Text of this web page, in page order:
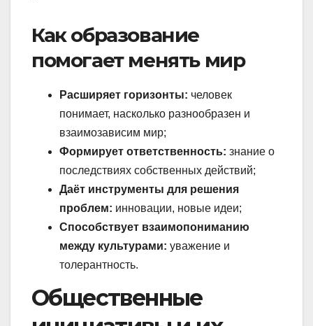
Как образование
помогает менять мир
Расширяет горизонты: человек
понимает, насколько разнообразен и
взаимозависим мир;
Формирует ответственность: знание о
последствиях собственных действий;
Даёт инструменты для решения
проблем: инновации, новые идеи;
Способствует взаимопониманию
между культурами: уважение и
толерантность.
Общественные